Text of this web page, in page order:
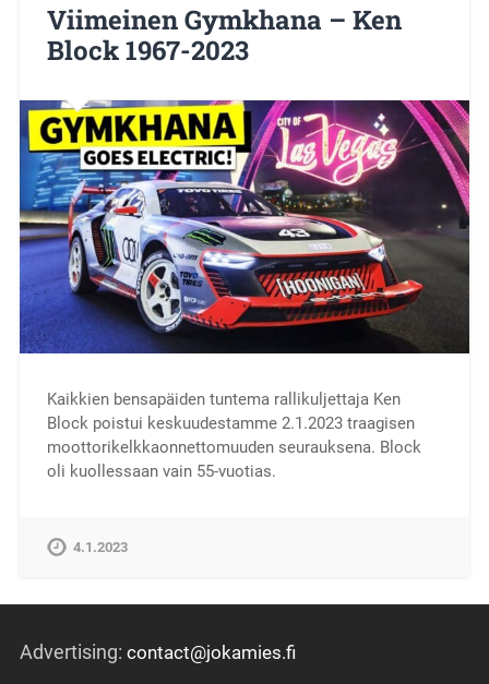
Viimeinen Gymkhana – Ken
Block 1967-2023
Kaikkien bensapäiden tuntema rallikuljettaja Ken
Block poistui keskuudestamme 2.1.2023 traagisen
moottorikelkkaonnettomuuden seurauksena. Block
oli kuollessaan vain 55-vuotias.
4.1.2023
Advertising: contact@jokamies.fi